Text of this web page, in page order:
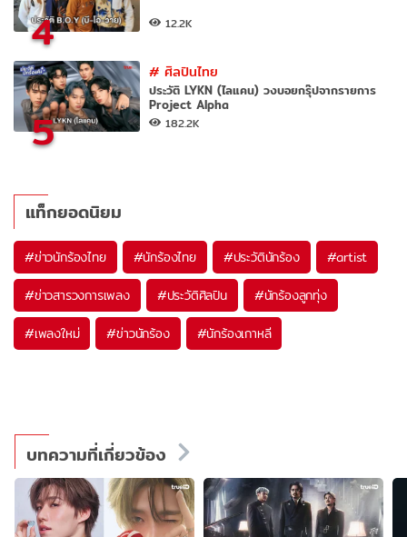
4 12.2K
5
#ศิลปินไทย
ประวัติ LYKN (ไลแคน) วงบอยกรุ๊ปจากรายการ
Project Alpha
182.2K
แท็กยอดนิยม
#ข่าวนักร้องไทย #นักร้องไทย #ประวัตินักร้อง #artist
#ข่าวสารวงการเพลง #ประวัติศิลปิน #นักร้องลูกทุ่ง
#เพลงใหม่ #ข่าวนักร้อง #นักร้องเกาหลี
บทความที่เกี่ยวข้อง